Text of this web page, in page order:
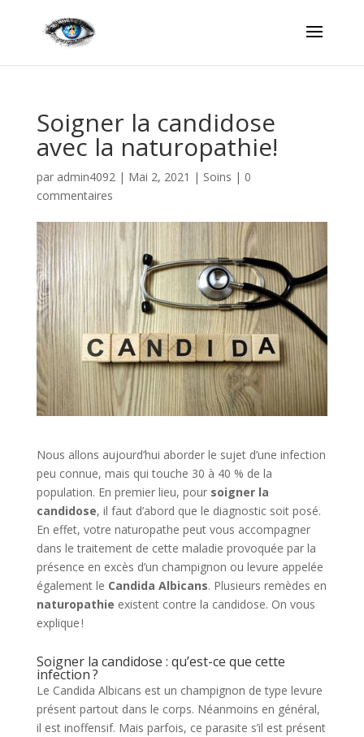
Soigner la candidose
avec la naturopathie!
par admin4092| Mai 2, 2021 | Soins | 0
commentaires
Nous allons aujourd’hui aborder le sujet d’une infection
peu connue, mais qui touche 30 à 40 % de la
population. En premier lieu, pour soigner la
candidose, il faut d’abord que le diagnostic soit posé.
En effet, votre naturopathe peut vous accompagner
dans le traitement de cette maladie provoquée par la
présence en excès d’un champignon ou levure appelée
également le Candida Albicans. Plusieurs remèdes en
naturopathie existent contre la candidose. On vous
explique !
Soigner la candidose : qu’est-ce que cette
infection ?
Le Candida Albicans est un champignon de type levure
présent partout dans le corps. Néanmoins en général,
il est inoffensif. Mais parfois, ce parasite s’il est présent